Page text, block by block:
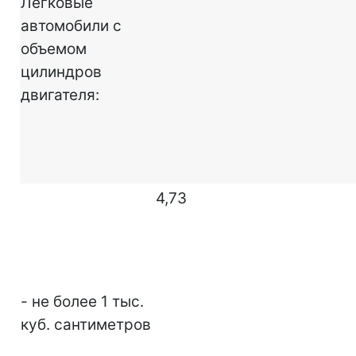
автомобили с
объемом
цилиндров
двигателя:
- не более 1 тыс.
куб. сантиметров
4,73